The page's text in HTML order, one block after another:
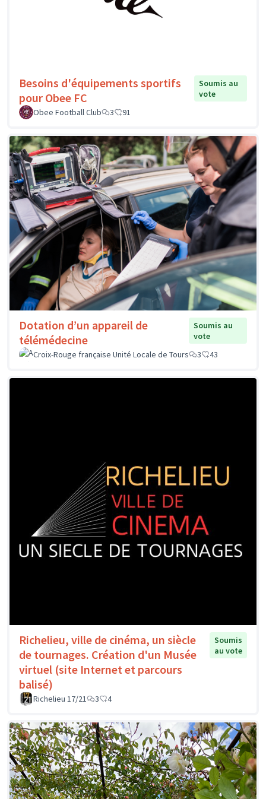
Besoins d'équipements sportifs
pour Obee FC
Soumis au
vote
Obee Football Club
3 91
Dotation d’un appareil de
télémédecine
Soumis au
vote
Croix-Rouge française Unité Locale de Tours
3 43
Richelieu, ville de cinéma, un siècle
de tournages. Création d'un Musée
virtuel (site Internet et parcours
balisé)
Soumis
au vote
Richelieu 17/21 3 4